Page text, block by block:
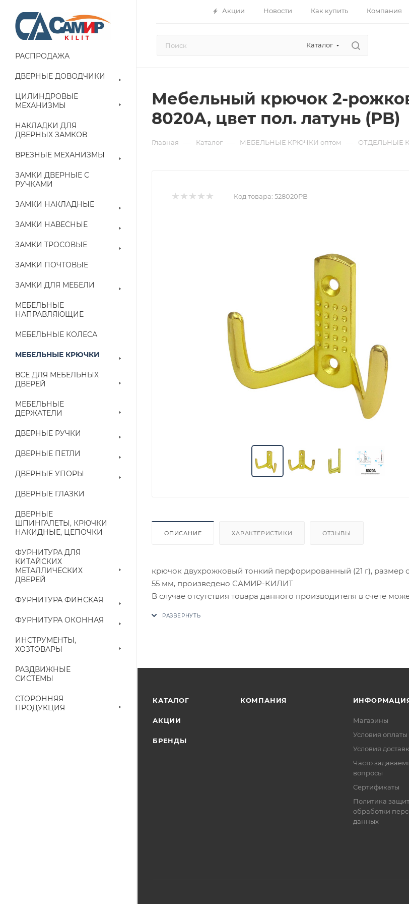
Акции Новости Как купить Компания
Каталог
РАСПРОДАЖА
ДВЕРНЫЕ ДОВОДЧИКИ
ЦИЛИНДРОВЫЕ
МЕХАНИЗМЫ
НАКЛАДКИ ДЛЯ
ДВЕРНЫХ ЗАМКОВ
ВРЕЗНЫЕ МЕХАНИЗМЫ
ЗАМКИ ДВЕРНЫЕ С
РУЧКАМИ
ЗАМКИ НАКЛАДНЫЕ
ЗАМКИ НАВЕСНЫЕ
ЗАМКИ ТРОСОВЫЕ
ЗАМКИ ПОЧТОВЫЕ
ЗАМКИ ДЛЯ МЕБЕЛИ
МЕБЕЛЬНЫЕ
НАПРАВЛЯЮЩИЕ
МЕБЕЛЬНЫЕ КОЛЕСА
МЕБЕЛЬНЫЕ КРЮЧКИ
ВСЕ ДЛЯ МЕБЕЛЬНЫХ
ДВЕРЕЙ
МЕБЕЛЬНЫЕ
ДЕРЖАТЕЛИ
ДВЕРНЫЕ РУЧКИ
ДВЕРНЫЕ ПЕТЛИ
ДВЕРНЫЕ УПОРЫ
ДВЕРНЫЕ ГЛАЗКИ
ДВЕРНЫЕ
ШПИНГАЛЕТЫ, КРЮЧКИ
НАКИДНЫЕ, ЦЕПОЧКИ
ФУРНИТУРА ДЛЯ
КИТАЙСКИХ
МЕТАЛЛИЧЕСКИХ
ДВЕРЕЙ
ФУРНИТУРА ФИНСКАЯ
ФУРНИТУРА ОКОННАЯ
ИНСТРУМЕНТЫ,
ХОЗТОВАРЫ
РАЗДВИЖНЫЕ
СИСТЕМЫ
СТОРОННЯЯ
ПРОДУКЦИЯ
Мебельный крючок 2-
8020A, цвет пол. латунь (PB)
Главная — Каталог — МЕБЕЛЬНЫЕ КРЮЧКИ оптом — ОТДЕЛЬНЫЕ
Код товара: 528020PB
ОПИСАНИЕ ХАРАКТЕРИСТИКИ ОТЗЫВЫ
крючок двухрожковый тонкий перфорированный (21 г), размер
55 мм, произведено САМИР-КИЛИТ
В случае отсутствия товара данного производителя в счете
выставленного счета.
КАТАЛОГ
АКЦИИ
БРЕНДЫ
КОМПАНИЯ
Магазины
Условия оплаты
Условия
Часто
вопросы
Сертификаты
Политика
обработки
данных